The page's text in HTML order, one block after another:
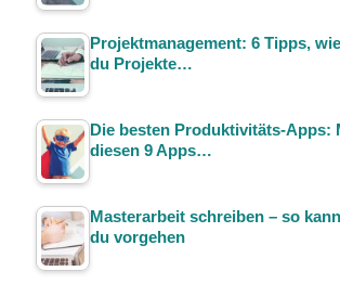
Projektmanagement: 6 Tipps, wie
du Projekte…
Die besten Produktivitäts-Apps:
diesen 9 Apps…
Masterarbeit schreiben – so
du vorgehen